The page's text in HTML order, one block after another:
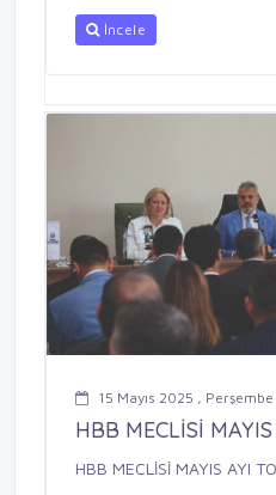
İncele
15 Mayıs 2025 ,
HBB MECLİSİ MAYIS
HBB MECLİSİ MAYIS AYI